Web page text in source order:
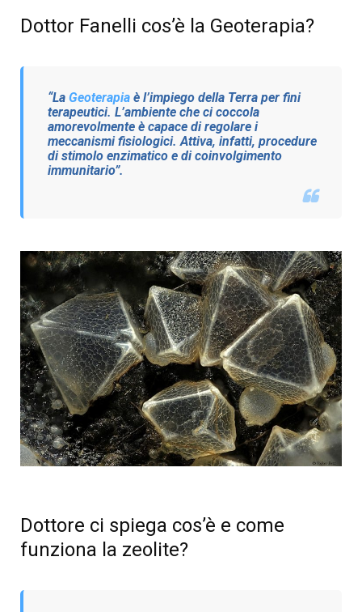
Dottor Fanelli cos’è la Geoterapia?
“La Geoterapia è l’impiego della Terra per fini
terapeutici. L’ambiente che ci coccola
amorevolmente è capace di regolare i
meccanismi fisiologici. Attiva, infatti, procedure
di stimolo enzimatico e di coinvolgimento
immunitario”.
Dottore ci spiega cos’è e come
funziona la zeolite?